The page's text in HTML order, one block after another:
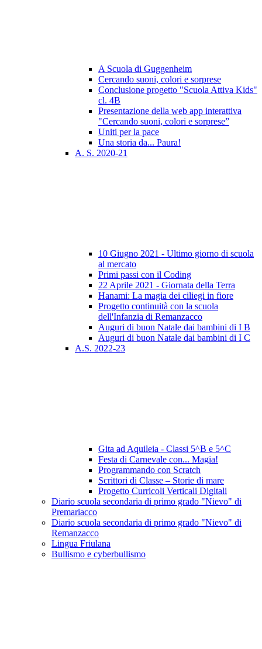
A Scuola di Guggenheim
Cercando suoni, colori e sorprese
Conclusione progetto "Scuola Attiva Kids"
cl. 4B
Presentazione della web app interattiva
"Cercando suoni, colori e sorprese”
Uniti per la pace
Una storia da... Paura!
A. S. 2020-21
10 Giugno 2021 - Ultimo giorno di scuola
al mercato
Primi passi con il Coding
22 Aprile 2021 - Giornata della Terra
Hanami: La magia dei ciliegi in fiore
Progetto continuità con la scuola
dell'Infanzia di Remanzacco
Auguri di buon Natale dai bambini di I B
Auguri di buon Natale dai bambini di I C
A.S. 2022-23
Gita ad Aquileia - Classi 5^B e 5^C
Festa di Carnevale con... Magia!
Programmando con Scratch
Scrittori di Classe – Storie di mare
Progetto Curricoli Verticali Digitali
Diario scuola secondaria di primo grado "Nievo" di
Premariacco
Diario scuola secondaria di primo grado "Nievo" di
Remanzacco
Lingua Friulana
Bullismo e cyberbullismo